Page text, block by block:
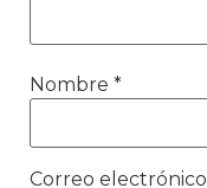
Nombre *
Correo electrónico